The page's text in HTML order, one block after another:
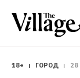
18+ ГОРОД